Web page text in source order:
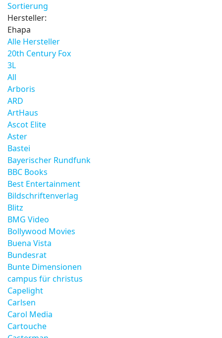
Sortierung
Hersteller:
Ehapa
Alle Hersteller
20th Century Fox
3L
All
Arboris
ARD
ArtHaus
Ascot Elite
Aster
Bastei
Bayerischer Rundfunk
BBC Books
Best Entertainment
Bildschriftenverlag
Blitz
BMG Video
Bollywood Movies
Buena Vista
Bundesrat
Bunte Dimensionen
campus für christus
Capelight
Carlsen
Carol Media
Cartouche